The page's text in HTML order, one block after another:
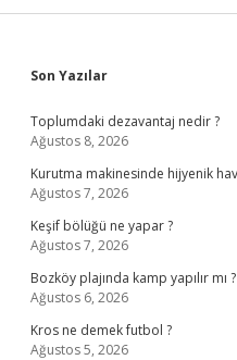
Sidebar
Son Yazılar
Toplumdaki dezavantaj nedir ?
Ağustos 8, 2026
Kurutma makinesinde hijyenik
Ağustos 7, 2026
Keşif bölüğü ne yapar ?
Ağustos 7, 2026
Bozköy plajında kamp yapılır mı ?
Ağustos 6, 2026
Kros ne demek futbol ?
Ağustos 5, 2026